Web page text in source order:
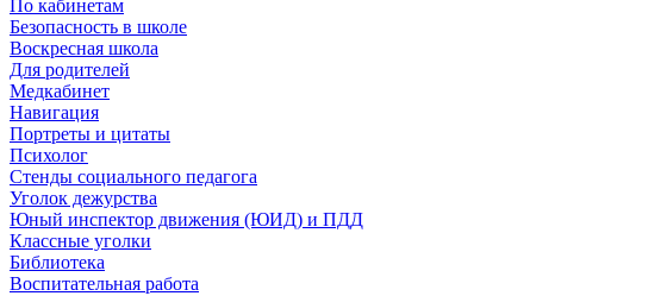
По кабинетам
Безопасность в школе
Воскресная школа
Для родителей
Медкабинет
Навигация
Портреты и цитаты
Психолог
Стенды социального педагога
Уголок дежурства
Юный инспектор движения (ЮИД) и ПДД
Классные уголки
Библиотека
Воспитательная работа